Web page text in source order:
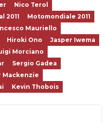
Nico Terol
2011
Motomondiale 2011
Mauriello
Hiroki Ono
Jasper Iwema
Morciano
Sergio Gadea
Mackenzie
Kevin Thobois